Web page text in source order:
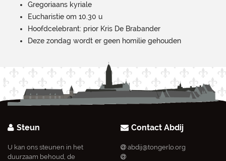
Gregoriaans kyriale
Eucharistie om 10.30 u
Hoofdcelebrant: prior Kris De Brabander
Deze zondag wordt er geen homilie gehouden
Steun
U kan ons steunen in het
duurzaam behoud, de
Contact Abdij
abdij@tongerlo.org